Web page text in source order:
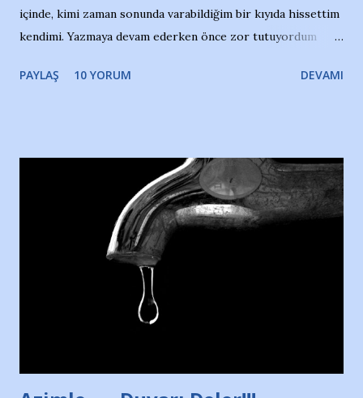
içinde, kimi zaman sonunda varabildiğim bir kıyıda hissettim
kendimi. Yazmaya devam ederken önce zor tutuyordum
Yazımı, ağlayarak bitirebildim ancak…Kendisinin web
Nesrin’in Hikayesi’ne başlıyorum… 1964 Adana Yüzme
havuzunun kenarında 7 yaşında kara kuru bir kız çocuğu
duruyor. Havuzun içinde Adana Demirspor Kulübü
yüzücüleri. Erkekler çoğunlukta. Küçük kız etrafına bakıyor.
Sadece 4 kız çocuğu var. Nesrin, Adana Demirspor’un 4
kızından biri oluyor o gün…Giriyor havuza. 1973 – 1975
Adana Nesrin, 16 yaşında. Yüzüyor. 7 yaşında girdiği
Türkiye 3.lüğü var. 17 yaşında mar...
PAYLAŞ 10 YORUM DEVAMI